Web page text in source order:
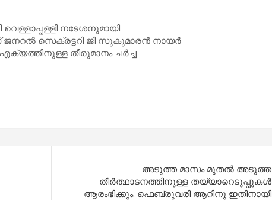
നടേശനുമായി
സെക്രട്ടറി ജി സുകുമാരൻ നായർ
തീരുമാനം ചർച്ച
അടുത്ത മാസം മുതൽ അടുത്ത
തീർത്ഥാടനത്തിനുള്ള തയ്യാറെടുപ്പുകൾ
ആരംഭിക്കും. ഫെബ്രുവരി ആറിനു ഇതിനായി